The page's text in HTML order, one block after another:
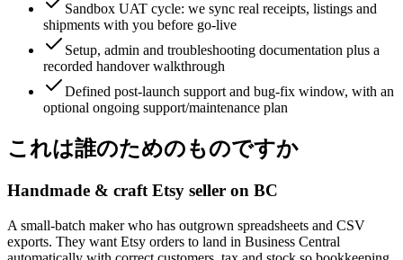
Sandbox UAT cycle: we sync real receipts, listings and
shipments with you before go-live
Setup, admin and troubleshooting documentation plus a
recorded handover walkthrough
Defined post-launch support and bug-fix window, with an
optional ongoing support/maintenance plan
これは誰のためのものですか
Handmade & craft Etsy seller on BC
A small-batch maker who has outgrown spreadsheets and CSV
exports. They want Etsy orders to land in Business Central